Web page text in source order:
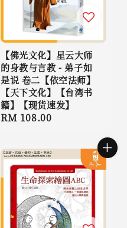
【佛光文化】星云大师
的身教与言教 - 弟子如
是说 卷二【依空法师】
【天下文化】【台湾书
籍】【现货速发】
Regular
RM 108.00